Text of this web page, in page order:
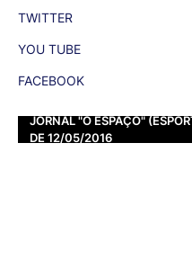
TWITTER
YOU TUBE
FACEBOOK
JORNAL "O ESPAÇO"
DE 12/05/2016